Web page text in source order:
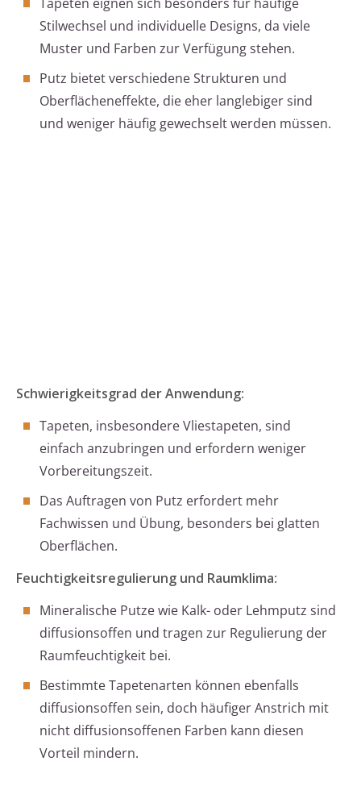
Stilwechsel und individuelle Designs, da viele
Muster und Farben zur Verfügung stehen.
Putz bietet verschiedene Strukturen und
Oberflächeneffekte, die eher langlebiger sind
und weniger häufig gewechselt werden müssen.
Schwierigkeitsgrad der Anwendung:
Tapeten, insbesondere Vliestapeten, sind
einfach anzubringen und erfordern weniger
Vorbereitungszeit.
Das Auftragen von Putz erfordert mehr
Fachwissen und Übung, besonders bei glatten
Oberflächen.
Feuchtigkeitsregulierung und Raumklima:
Mineralische Putze wie Kalk- oder Lehmputz sind
diffusionsoffen und tragen zur Regulierung der
Raumfeuchtigkeit bei.
Bestimmte Tapetenarten können ebenfalls
diffusionsoffen sein, doch häufiger Anstrich mit
nicht diffusionsoffenen Farben kann diesen
Vorteil mindern.